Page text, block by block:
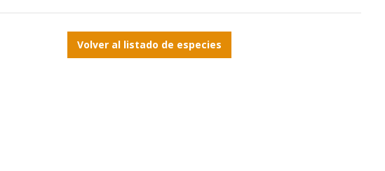
Volver al listado de especies